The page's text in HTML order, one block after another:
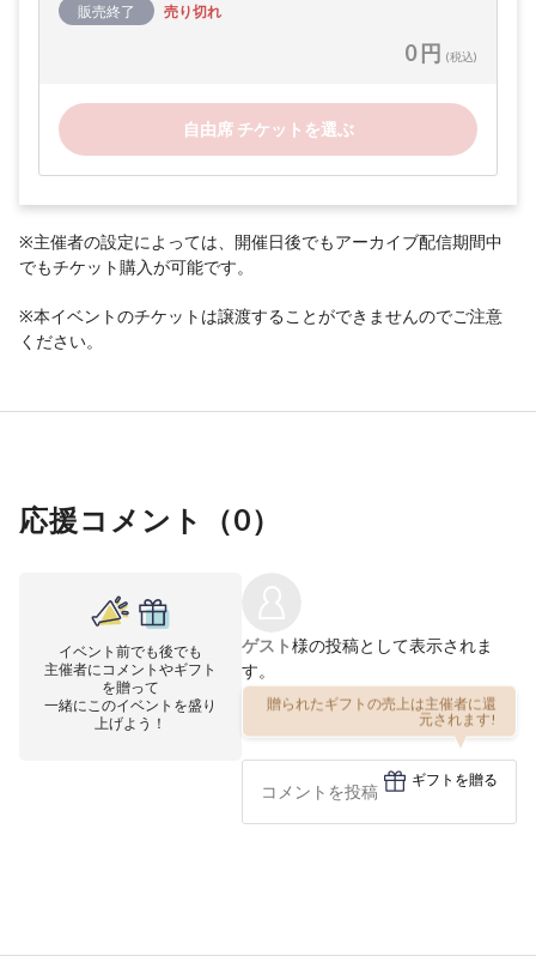
販売終了 売り切れ
0 円 (税込)
自由席 チケットを選ぶ
※主催者の設定によっては、開催日後でもアーカイブ配信期間中
でもチケット購入が可能です。
※本イベントのチケットは譲渡することができませんのでご注意
ください。
応援コメント（0）
イベント前でも後でも
主催者にコメントやギフト
を贈って
一緒にこのイベントを盛り
上げよう！
ゲスト様の投稿として表示されま
す。
贈られたギフトの売上は主催者に還
元されます!
ギフトを贈る